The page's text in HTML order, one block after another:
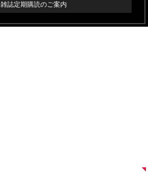
雑誌定期購読のご案内